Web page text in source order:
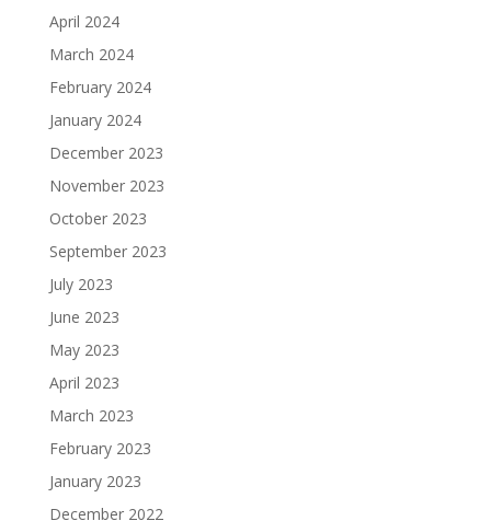
April 2024
March 2024
February 2024
January 2024
December 2023
November 2023
October 2023
September 2023
July 2023
June 2023
May 2023
April 2023
March 2023
February 2023
January 2023
December 2022